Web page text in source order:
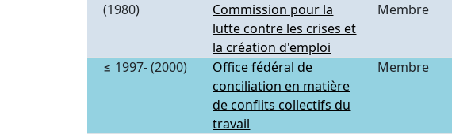
(1980)
Commission pour la
lutte contre les crises et
la création d'emploi
Membre
≤ 1997- (2000)
Office fédéral de
conciliation en matière
de conflits collectifs du
travail
Membre